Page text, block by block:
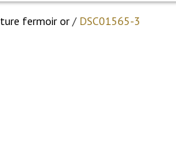
fermoir or / DSC01565-3